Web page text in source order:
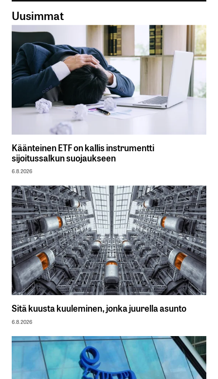
Uusimmat
Käänteinen ETF on kallis instrumentti
sijoitussalkun suojaukseen
6.8.2026
Sitä kuusta kuuleminen, jonka juurella asunto
6.8.2026